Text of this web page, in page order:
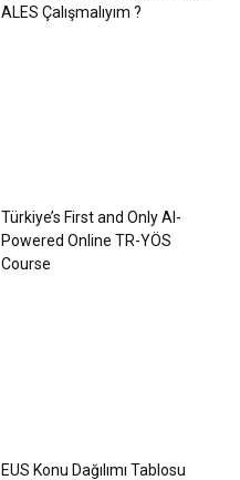
ALES Çalışmalıyım ?
Türkiye’s First and Only AI-
Powered Online TR-YÖS
Course
EUS Konu Dağılımı Tablosu